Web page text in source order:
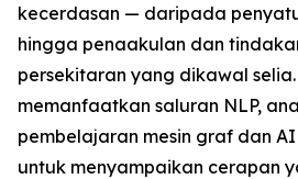
kecerdasan — daripada
hingga penaakulan dan
persekitaran yang dikawal
memanfaatkan saluran NLP,
pembelajaran mesin graf dan
untuk menyampaikan cerapan